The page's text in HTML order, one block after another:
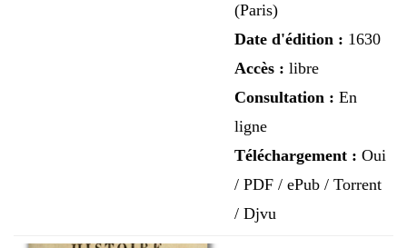
(Paris)
Date d'édition : 1630
Accès : libre
Consultation : En
ligne
Téléchargement : Oui
/ PDF / ePub / Torrent
/ Djvu